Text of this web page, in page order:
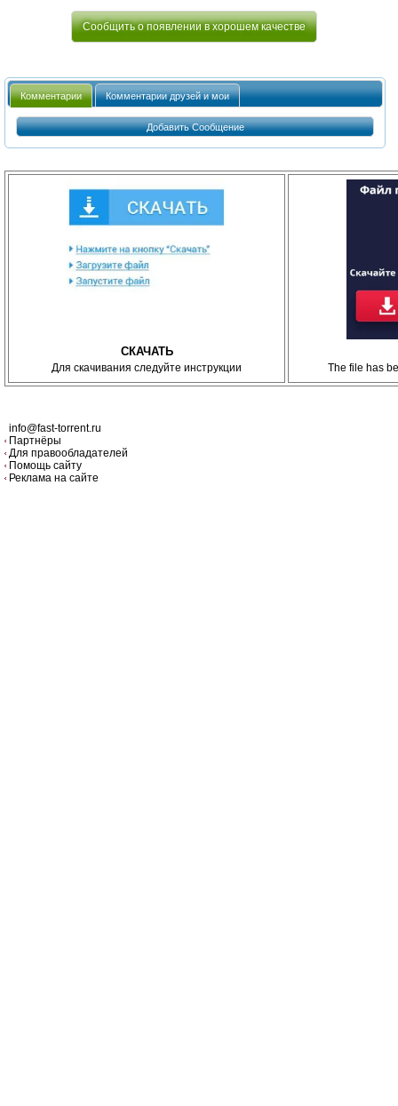
Сообщить о появлении в хорошем качестве
Комментарии Комментарии друзей и мои
Добавить Сообщение
СКАЧАТЬ
Для скачивания следуйте инструкции The file has
info@fast-torrent.ru
Партнёры
Для правообладателей
Помощь сайту
Реклама на сайте